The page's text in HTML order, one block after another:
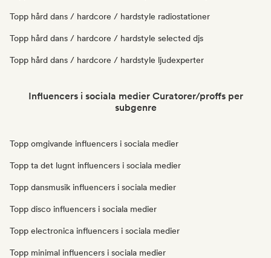
Topp hård dans / hardcore / hardstyle radiostationer
Topp hård dans / hardcore / hardstyle selected djs
Topp hård dans / hardcore / hardstyle ljudexperter
Influencers i sociala medier Curatorer/proffs per
subgenre
Topp omgivande influencers i sociala medier
Topp ta det lugnt influencers i sociala medier
Topp dansmusik influencers i sociala medier
Topp disco influencers i sociala medier
Topp electronica influencers i sociala medier
Topp minimal influencers i sociala medier